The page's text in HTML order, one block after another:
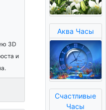
3D
и
Аква Часы
Счастливые
Часы